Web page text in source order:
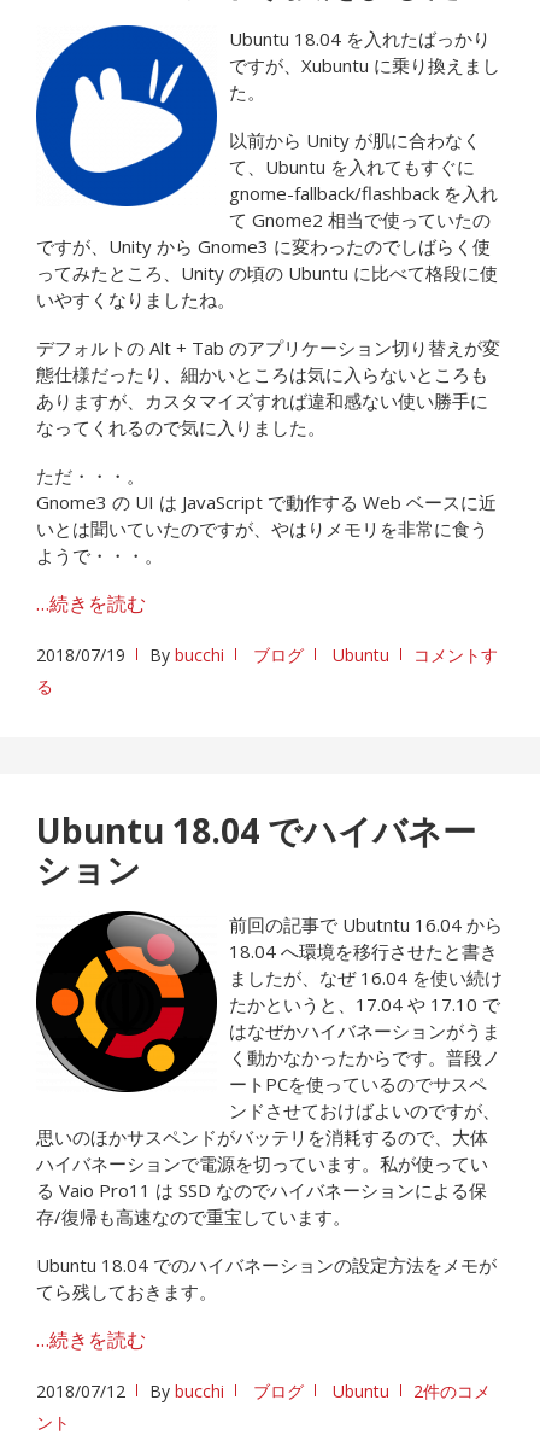
Ubuntu 18.04 を入れたばっかり
ですが、Xubuntu に乗り換えまし
た。
以前から Unity が肌に合わなく
て、Ubuntu を入れてもすぐに
gnome-fallback/flashback を入れ
て Gnome2 相当で使っていたの
ですが、Unity から Gnome3 に変わったのでしばらく使
ってみたところ、Unity の頃の Ubuntu に比べて格段に使
いやすくなりましたね。
デフォルトの Alt + Tab のアプリケーション切り替えが変
態仕様だったり、細かいところは気に入らないところも
ありますが、カスタマイズすれば違和感ない使い勝手に
なってくれるので気に入りました。
ただ・・・。
Gnome3 の UI は JavaScript で動作する Web ベースに近
いとは聞いていたのですが、やはりメモリを非常に食う
ようで・・・。
…続きを読む
2018/07/19 By bucchi ブログ Ubuntu
コメントす
る
Ubuntu 18.04 でハイバネー
ション
前回の記事で Ubutntu 16.04 から
18.04 へ環境を移行させたと書き
ましたが、なぜ 16.04 を使い続け
たかというと、17.04 や 17.10 で
はなぜかハイバネーションがうま
く動かなかったからです。普段ノ
ートPCを使っているのでサスペ
ンドさせておけばよいのですが、
思いのほかサスペンドがバッテリを消耗するので、大体
ハイバネーションで電源を切っています。私が使ってい
る Vaio Pro11 は SSD なのでハイバネーションによる保
存/復帰も高速なので重宝しています。
Ubuntu 18.04 でのハイバネーションの設定方法をメモが
てら残しておきます。
…続きを読む
2018/07/12 By bucchi ブログ Ubuntu
2件のコメ
ント